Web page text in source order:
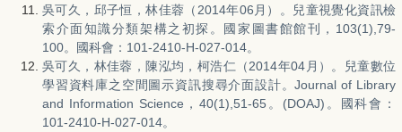
吳可久，邱子恒，林佳蓉（2014年06月）。兒童視覺化資訊檢
索介面知識分類架構之初探。國家圖書館館刊，103(1),79-
100。國科會：101-2410-H-027-014。
吳可久，林佳蓉，陳泓均，柯浩仁（2014年04月）。兒童數位
學習資料庫之空間圖示資訊搜尋介面設計。Journal of Library
and Information Science，40(1),51-65。(DOAJ)。國科會：
101-2410-H-027-014。